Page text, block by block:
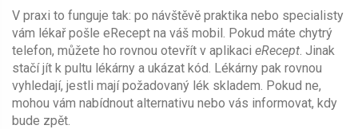
V praxi to funguje tak: po návštěvě praktika nebo specialisty
vám lékař pošle eRecept na váš mobil. Pokud máte chytrý
telefon, můžete ho rovnou otevřít v aplikaci eRecept. Jinak
stačí jít k pultu lékárny a ukázat kód. Lékárny pak rovnou
vyhledají, jestli mají požadovaný lék skladem. Pokud ne,
mohou vám nabídnout alternativu nebo vás informovat, kdy
bude zpět.